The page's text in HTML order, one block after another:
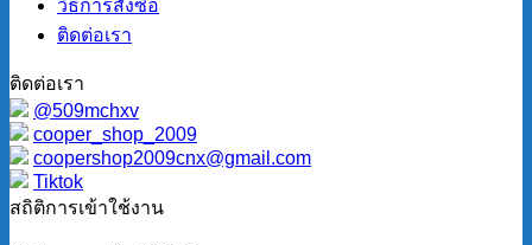
วิธีการสั่งซื้อ
ติดต่อเรา
ติดต่อเรา
@509mchxv
cooper_shop_2009
coopershop2009cnx@gmail.com
Tiktok
สถิติการเข้าใช้งาน